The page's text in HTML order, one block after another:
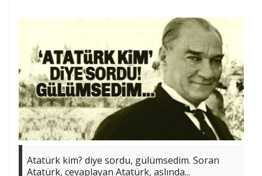
Atatürk kim? diye sordu, gülümsedim. Soran
Atatürk, cevaplayan Atatürk, aslında...